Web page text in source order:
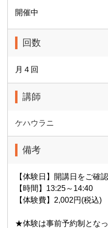
開催中
回数
月４回
講師
ケハウラニ
備考
【体験日】開講日をご確
【時間】13:25～14:40
【体験費】2,002円(税込)
★体験は事前予約制となっ